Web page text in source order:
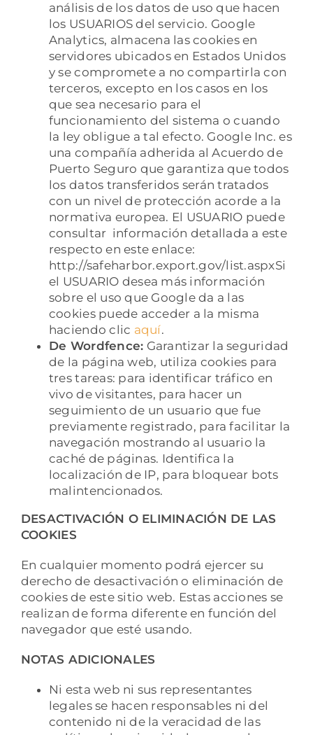
análisis de los datos de uso que hacen
los USUARIOS del servicio. Google
Analytics, almacena las cookies en
servidores ubicados en Estados Unidos
y se compromete a no compartirla con
terceros, excepto en los casos en los
que sea necesario para el
funcionamiento del sistema o cuando
la ley obligue a tal efecto. Google Inc. es
una compañía adherida al Acuerdo de
Puerto Seguro que garantiza que todos
los datos transferidos serán tratados
con un nivel de protección acorde a la
normativa europea. El USUARIO puede
consultar información detallada a este
respecto en este enlace:
http://safeharbor.export.gov/list.aspxSi
el USUARIO desea más información
sobre el uso que Google da a las
cookies puede acceder a la misma
haciendo clic aquí.
De Wordfence: Garantizar la seguridad
de la página web, utiliza cookies para
tres tareas: para identificar tráfico en
vivo de visitantes, para hacer un
seguimiento de un usuario que fue
previamente registrado, para facilitar la
navegación mostrando al usuario la
caché de páginas. Identifica la
localización de IP, para bloquear bots
malintencionados.
DESACTIVACIÓN O ELIMINACIÓN DE LAS
COOKIES
En cualquier momento podrá ejercer su
derecho de desactivación o eliminación de
cookies de este sitio web. Estas acciones se
realizan de forma diferente en función del
navegador que esté usando.
NOTAS ADICIONALES
Ni esta web ni sus representantes
legales se hacen responsables ni del
contenido ni de la veracidad de las